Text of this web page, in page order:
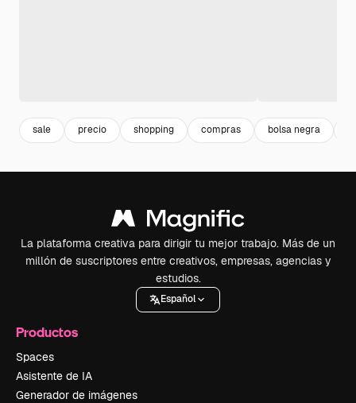
sale precio shopping compras bolsa negra
La plataforma creativa para dirigir tu mejor trabajo. Más de un
millón de suscriptores entre creativos, empresas, agencias y
estudios.
Español
Productos
Spaces
Asistente de IA
Generador de imágenes